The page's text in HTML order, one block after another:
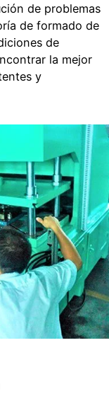
de problemas
de formado de
de
la mejor
y